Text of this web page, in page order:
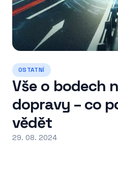
OSTATNÍ
Vše o bodech
dopravy – co
vědět
29. 08. 2024